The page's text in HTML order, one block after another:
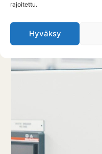
rajoitettu.
Hyväksy